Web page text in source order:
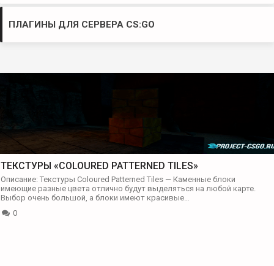
ПЛАГИНЫ ДЛЯ СЕРВЕРА CS:GO
ТЕКСТУРЫ «COLOURED PATTERNED TILES»
Описание: Текстуры Coloured Patterned Tiles — Каменные блоки
имеющие разные цвета отлично будут выделяться на любой карте.
Выбор очень большой, а блоки имеют красивые…
0